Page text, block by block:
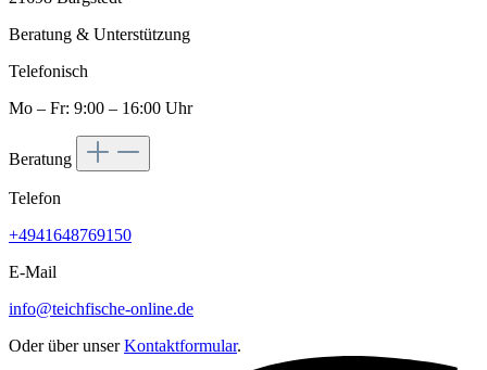
Beratung & Unterstützung
Telefonisch
Mo – Fr: 9:00 – 16:00 Uhr
Beratung
Telefon
+4941648769150
E-Mail
info@teichfische-online.de
Oder über unserKontaktformular.